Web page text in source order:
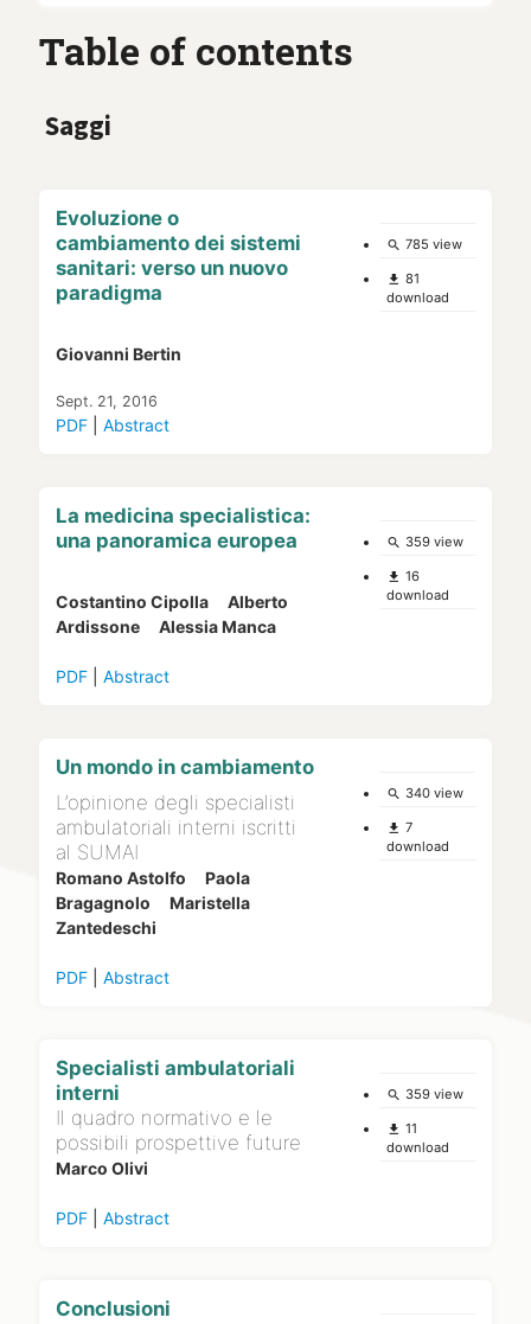
Table of contents
Saggi
Evoluzione o
cambiamento dei sistemi
sanitari: verso un nuovo
paradigma
Giovanni Bertin
Sept. 21, 2016
PDF| Abstract
search 785 view
file_download 81
download
La medicina specialistica:
una panoramica europea
Costantino Cipolla
Alberto
Ardissone
Alessia Manca
PDF| Abstract
search 359 view
file_download 16
download
Un mondo in cambiamento
L’opinione degli specialisti
ambulatoriali interni iscritti
al SUMAI
Romano Astolfo
Paola
Bragagnolo
Maristella
Zantedeschi
PDF| Abstract
search 340 view
file_download 7
download
Specialisti ambulatoriali
interni
Il quadro normativo e le
possibili prospettive future
Marco Olivi
PDF| Abstract
search 359 view
file_download 11
download
Conclusioni